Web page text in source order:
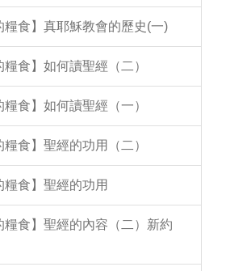
糧食】真耶穌教會的歷史(一)
食】如何讀聖經（二）
食】如何讀聖經（一）
食】聖經的功用（二）
食】聖經的功用
食】聖經的內容（二）新約